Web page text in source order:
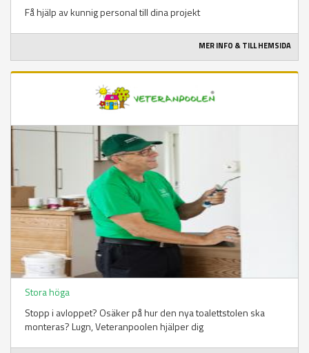
Få hjälp av kunnig personal till dina projekt
MER INFO & TILL HEMSIDA
Stora höga
Stopp i avloppet? Osäker på hur den nya toalettstolen ska
monteras? Lugn, Veteranpoolen hjälper dig